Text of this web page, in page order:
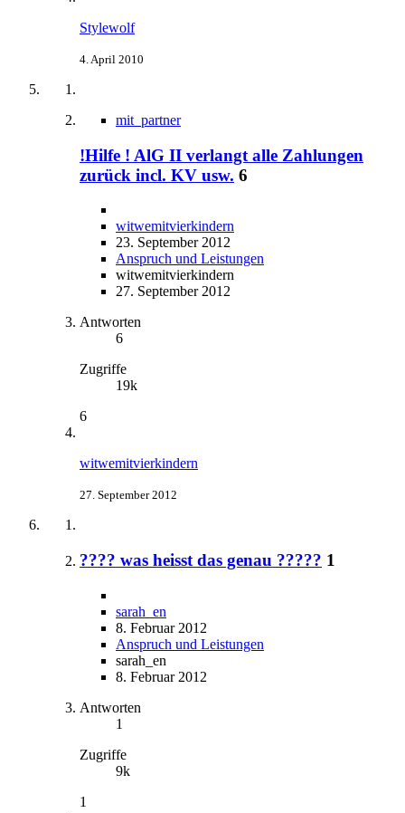
Stylewolf
4. April 2010
mit_partner
!Hilfe ! AlG II verlangt alle Zahlungen
zurück incl. KV usw. 6
witwemitvierkindern
23. September 2012
Anspruch und Leistungen
witwemitvierkindern
27. September 2012
Antworten
6
Zugriffe
19k
6
witwemitvierkindern
27. September 2012
???? was heisst das genau ????? 1
sarah_en
8. Februar 2012
Anspruch und Leistungen
sarah_en
8. Februar 2012
Antworten
1
Zugriffe
9k
1